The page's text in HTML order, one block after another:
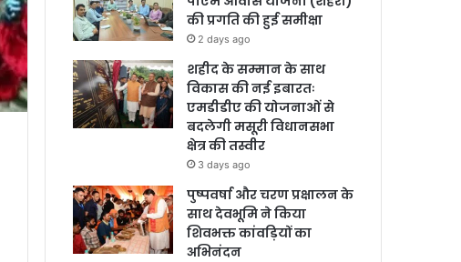
की प्रगति की हुई समीक्षा
2 days ago
शहीद के सम्मान के साथ
विकास की नई इबारतः
एमडीडीए की योजनाओं से
बदलेगी मसूरी विधानसभा
क्षेत्र की तस्वीर
3 days ago
पुष्पवर्षा और चरण प्रक्षालन के
साथ देवभूमि ने किया
शिवभक्त कांवड़ियों का
अभिनंदन